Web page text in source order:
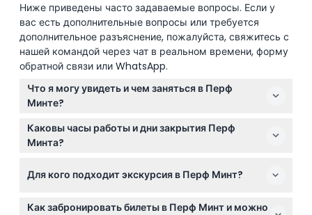
Ниже приведены часто задаваемые вопросы. Если у
вас есть дополнительные вопросы или требуется
дополнительное разъяснение, пожалуйста, свяжитесь с
нашей командой через чат в реальном времени, форму
обратной связи или WhatsApp.
Что я могу увидеть и чем заняться в Перф
Минте?
В Перф Минте вы сможете изучить увлекательные
золотые экспонаты, посмотреть демонстрации
литья золота в прямом эфире и увидеть одну из
можете присоединиться к экскурсиям с гидом,
богатой золотой истории Западной Австралии.
Каковы часы работы и дни закрытия Перф
Минта?
включая выходные и праздничные дни, за
благодарения, Дня Анзак и Нового года (возможны
Для кого подходит экскурсия в Перф Минт?
Перф Минт подходит для всех возрастов: взрослых
Как забронировать билеты в Перф Минт и можно